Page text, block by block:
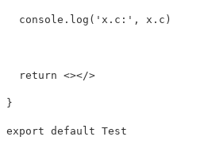
console . log ( ' x.c: ' , x . c )
return <></>
}
export default Test